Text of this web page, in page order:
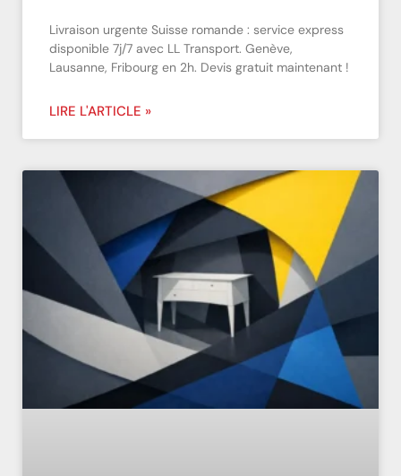
Livraison urgente Suisse romande : service express
disponible 7j/7 avec LL Transport. Genève,
Lausanne, Fribourg en 2h. Devis gratuit maintenant !
LIRE L'ARTICLE »